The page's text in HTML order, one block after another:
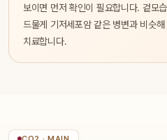
보이면 먼저 확인이 필요합니다. 겉모
드물게 기저세포암 같은 병변과 비슷
치료합니다.